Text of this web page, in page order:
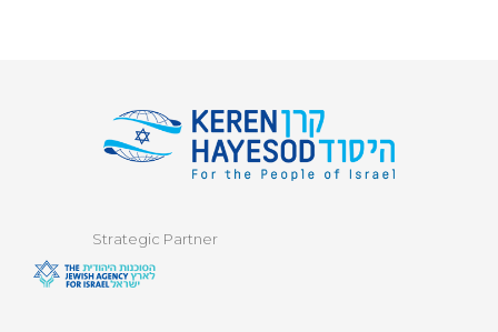
Strategic Partner